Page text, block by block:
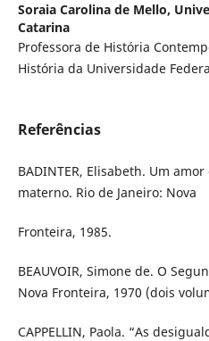
Soraia Carolina de Mello,
Catarina
Professora de História
História da Universidade
Referências
BADINTER, Elisabeth. Um
materno. Rio de Janeiro: Nova
Fronteira, 1985.
BEAUVOIR, Simone de. O
Nova Fronteira, 1970 (dois
CAPPELLIN, Paola. “As